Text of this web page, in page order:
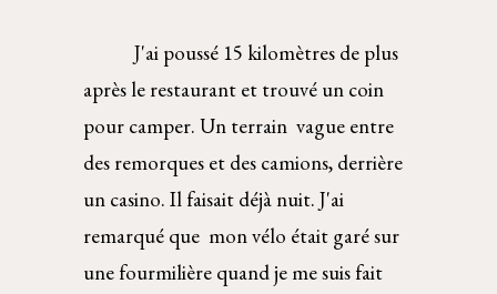
J'ai poussé 15 kilomètres de plus
après le restaurant et trouvé un coin
pour camper. Un terrain  vague entre
des remorques et des camions, derrière
un casino. Il faisait déjà nuit. J'ai
remarqué que  mon vélo était garé sur
une fourmilière quand je me suis fait